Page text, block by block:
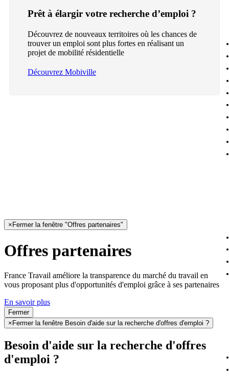
Prêt à élargir votre recherche d’emploi ?
Découvrez de nouveaux territoires où les chances de
trouver un emploi sont plus fortes en réalisant un
projet de mobilité résidentielle
Découvrez Mobiville
× Fermer la fenêtre "Offres partenaires"
Offres partenaires
France Travail améliore la transparence du marché du travail en
vous proposant plus d'opportunités d'emploi grâce à ses partenaires
En savoir plus
Fermer
× Fermer la fenêtre Besoin d'aide sur la recherche d'offres d'emploi ?
Besoin d'aide sur la recherche d'offres
d'emploi ?